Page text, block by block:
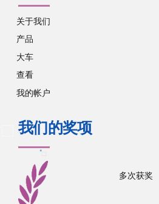
关于我们
产品
大车
查看
我的帐户
我们的奖项
多次获奖